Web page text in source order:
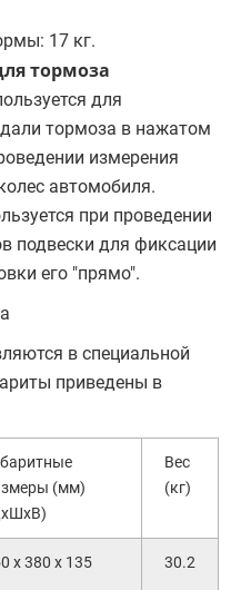
17 кг.
тормоза
для
тормоза в нажатом
измерения
автомобиля.
при проведении
подвески для фиксации
его "прямо".
в специальной
приведены в
(мм)
Вес
(кг)
x 380 x 135 30.2